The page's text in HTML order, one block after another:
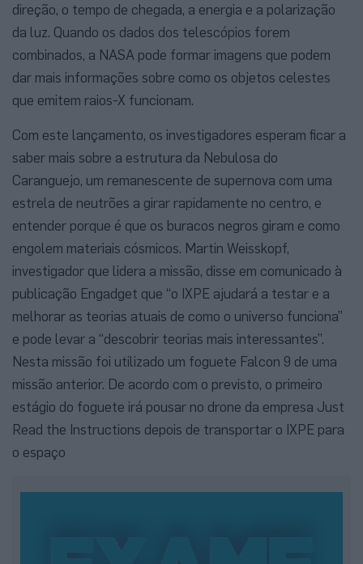
direção, o tempo de chegada, a energia e a polarização
da luz. Quando os dados dos telescópios forem
combinados, a NASA pode formar imagens que podem
dar mais informações sobre como os objetos celestes
que emitem raios-X funcionam.
Com este lançamento, os investigadores esperam ficar a
saber mais sobre a estrutura da Nebulosa do
Caranguejo, um remanescente de supernova com uma
estrela de neutrões a girar rapidamente no centro, e
entender porque é que os buracos negros giram e como
engolem materiais cósmicos. Martin Weisskopf,
investigador que lidera a missão, disse em comunicado à
publicação Engadget que “o IXPE ajudará a testar e a
melhorar as teorias atuais de como o universo funciona”
e pode levar a “descobrir teorias mais interessantes”.
Nesta missão foi utilizado um foguete Falcon 9 de uma
missão anterior. De acordo com o previsto, o primeiro
estágio do foguete irá pousar no drone da empresa Just
Read the Instructions depois de transportar o IXPE para
o espaço